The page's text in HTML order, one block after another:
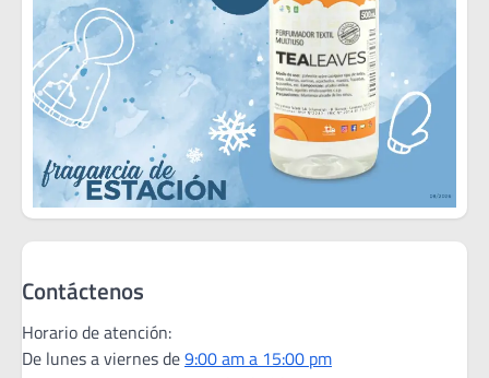
Contáctenos
Horario de atención:
De lunes a viernes de9:00 am a 15:00 pm